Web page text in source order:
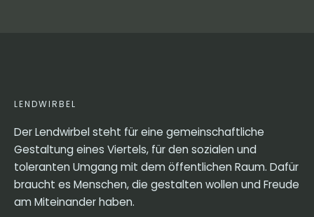
LENDWIRBEL
Der Lendwirbel steht für eine gemeinschaftliche
Gestaltung eines Viertels, für den sozialen und
toleranten Umgang mit dem öffentlichen Raum. Dafür
braucht es Menschen, die gestalten wollen und Freude
am Miteinander haben.